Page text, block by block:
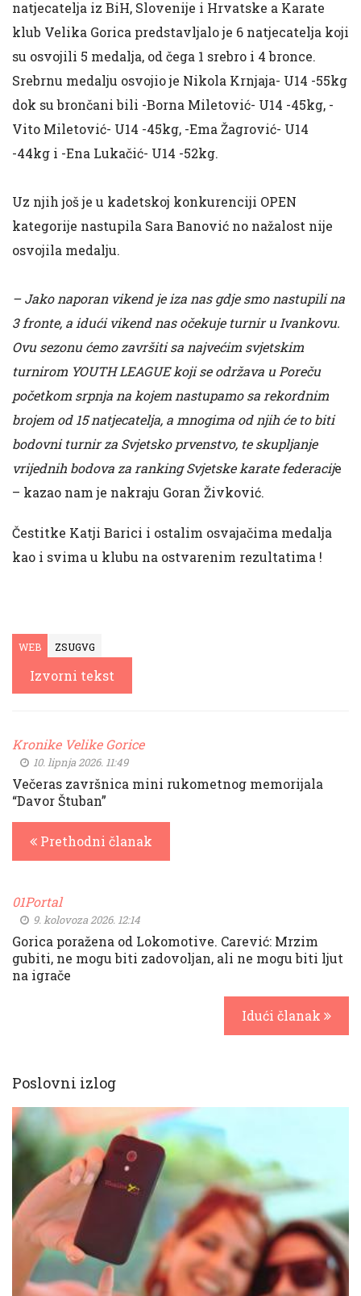
natjecatelja iz BiH, Slovenije i Hrvatske a Karate
klub Velika Gorica predstavljalo je 6 natjecatelja koji
su osvojili 5 medalja, od čega 1 srebro i 4 bronce.
Srebrnu medalju osvojio je Nikola Krnjaja- U14 -55kg
dok su brončani bili -Borna Miletović- U14 -45kg, -
Vito Miletović- U14 -45kg, -Ema Žagrović- U14
-44kg i -Ena Lukačić- U14 -52kg.
Uz njih još je u kadetskoj konkurenciji OPEN
kategorije nastupila Sara Banović no nažalost nije
osvojila medalju.
– Jako naporan vikend je iza nas gdje smo nastupili na
3 fronte, a idući vikend nas očekuje turnir u Ivankovu.
Ovu sezonu ćemo završiti sa najvećim svjetskim
turnirom YOUTH LEAGUE koji se održava u Poreču
početkom srpnja na kojem nastupamo sa rekordnim
brojem od 15 natjecatelja, a mnogima od njih će to biti
bodovni turnir za Svjetsko prvenstvo, te skupljanje
vrijednih bodova za ranking Svjetske karate federacije
– kazao nam je nakraju Goran Živković.
Čestitke Katji Barici i ostalim osvajačima medalja
kao i svima u klubu na ostvarenim rezultatima !
WEB ZSUGVG
Izvorni tekst
Kronike Velike Gorice
10. lipnja 2026. 11:49
Večeras završnica mini rukometnog memorijala
“Davor Štuban”
Prethodni članak
01Portal
9. kolovoza 2026. 12:14
Gorica poražena od Lokomotive. Carević: Mrzim
gubiti, ne mogu biti zadovoljan, ali ne mogu biti ljut
na igrače
Idući članak
Poslovni izlog